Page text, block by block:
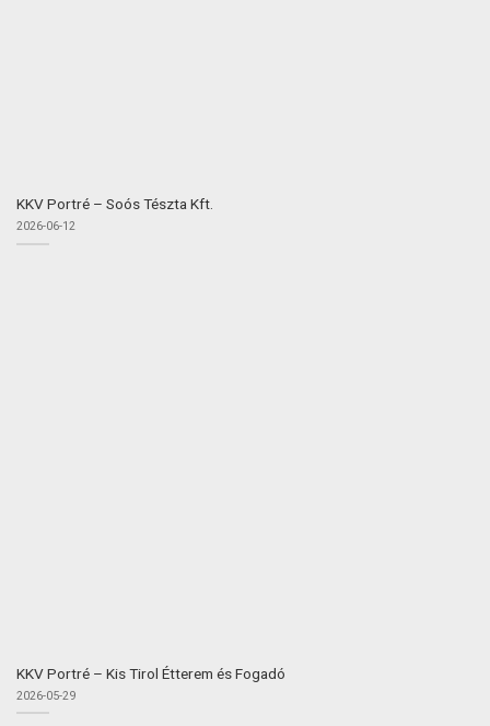
KKV Portré – Soós Tészta Kft.
2026-06-12
KKV Portré – Kis Tirol Étterem és Fogadó
2026-05-29